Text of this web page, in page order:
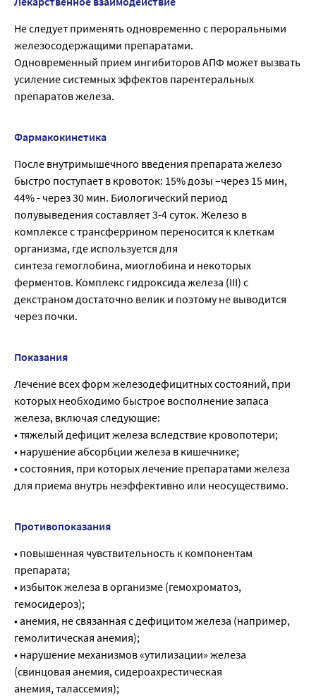
Не следует применять одновременно с пероральными
железосодержащими препаратами.
Одновременный прием ингибиторов АПФ может вызвать
усиление системных эффектов парентеральных
препаратов железа.
Фармакокинетика
После внутримышечного введения препарата железо
быстро поступает в кровоток: 15% дозы –через 15 мин,
44% - через 30 мин. Биологический период
полувыведения составляет 3-4 суток. Железо в
комплексе с трансферрином переносится к клеткам
организма, где используется для
синтеза гемоглобина, миоглобина и некоторых
ферментов. Комплекс гидроксида железа (III) с
декстраном достаточно велик и поэтому не выводится
через почки.
Показания
Лечение всех форм железодефицитных состояний, при
которых необходимо быстрое восполнение запаса
железа, включая следующие:
• тяжелый дефицит железа вследствие кровопотери;
• нарушение абсорбции железа в кишечнике;
• состояния, при которых лечение препаратами железа
для приема внутрь неэффективно или неосуществимо.
Противопоказания
• повышенная чувствительность к компонентам
препарата;
• избыток железа в организме (гемохроматоз,
гемосидероз);
• анемия, не связанная с дефицитом железа (например,
гемолитическая анемия);
• нарушение механизмов «утилизации» железа
(свинцовая анемия, сидероахрестическая
анемия, талассемия);